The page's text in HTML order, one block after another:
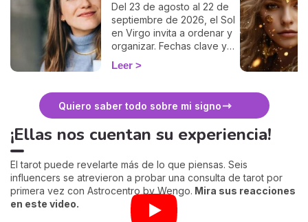
artículo, comparte su mirada
sobre cómo este instante
de oscuridad puede
convertirse en una
oportunidad para
nuestra voz interior y
reconocer los cambios que
ya están naciendo dentro
de nosotros
Del 23 de agosto al 22 de
septiembre de 2026, el Sol
en Virgo invita a ordenar y
organizar. Fechas clave y
qué cambia para tu signo.
Leer
Quiero saber todo sobre mi signo
¡Ellas nos cuentan su experiencia!
El tarot puede revelarte más de lo que piensas. Seis
influencers se atrevieron a probar una consulta de tarot por
primera vez con Astrocentro by Wengo. Mira sus reacciones
en este video.